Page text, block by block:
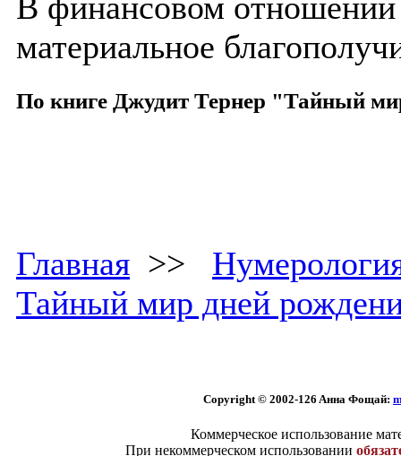
В финансовом отношении
материальное
По книге Джудит Тернер "Тайный
Главная >>
Тайный мир дней
Copyright © 2002-126 Aннa Фoщaй:
Коммерческое использование
При некоммерческом использовании